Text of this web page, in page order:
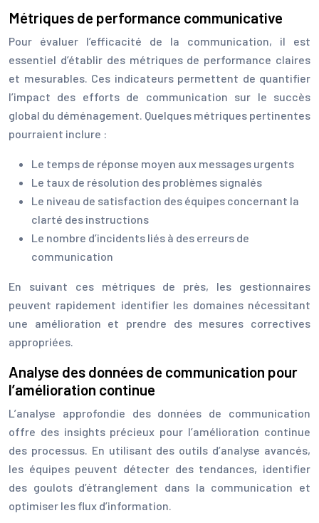
Métriques de performance communicative
Pour évaluer l’efficacité de la communication, il est
essentiel d’établir des métriques de performance claires
et mesurables. Ces indicateurs permettent de quantifier
l’impact des efforts de communication sur le succès
global du déménagement. Quelques métriques pertinentes
pourraient inclure :
Le temps de réponse moyen aux messages urgents
Le taux de résolution des problèmes signalés
Le niveau de satisfaction des équipes concernant la
clarté des instructions
Le nombre d’incidents liés à des erreurs de
communication
En suivant ces métriques de près, les gestionnaires
peuvent rapidement identifier les domaines nécessitant
une amélioration et prendre des mesures correctives
appropriées.
Analyse des données de communication pour
l’amélioration continue
L’analyse approfondie des données de communication
offre des insights précieux pour l’amélioration continue
des processus. En utilisant des outils d’analyse avancés,
les équipes peuvent détecter des tendances, identifier
des goulots d’étranglement dans la communication et
optimiser les flux d’information.